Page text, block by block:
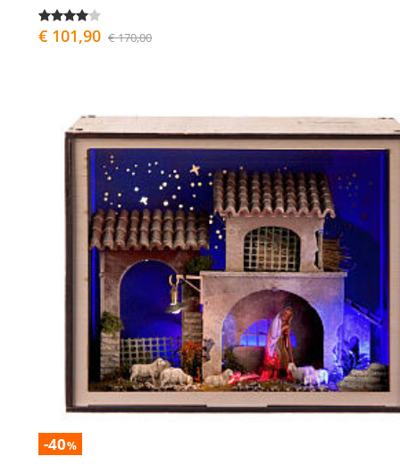
€ 101,90 € 170,00
-40%